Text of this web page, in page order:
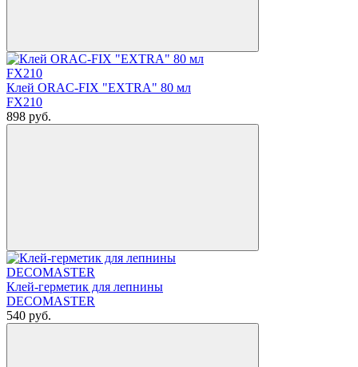
Клей ORAC-FIX "EXTRA" 80 мл
FX210
898 руб.
Клей-герметик для лепнины
DECOMASTER
540 руб.